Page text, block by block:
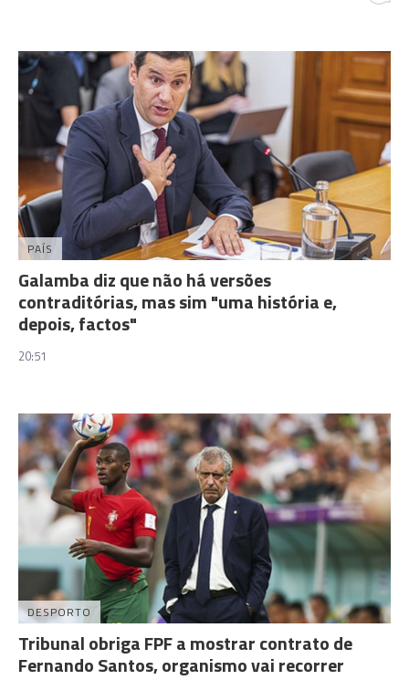
PAÍS
Galamba diz que não há versões
contraditórias, mas sim "uma história e,
depois, factos"
20:51
DESPORTO
Tribunal obriga FPF a mostrar contrato de
Fernando Santos, organismo vai recorrer